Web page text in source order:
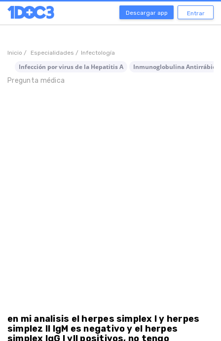
Descargar app Entrar
Inicio / Especialidades / Infectología
Infección por virus de la Hepatitis A
Inmunoglobulina Antirrábica
Pregunta médica
en mi analisis el herpes simplex I y herpes
simplez II IgM es negativo y el herpes
simplex IgG I yII positivos, no tengo